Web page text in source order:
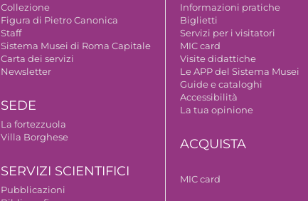
Collezione
Figura di Pietro Canonica
Staff
Sistema Musei di Roma Capitale
Carta dei servizi
Newsletter
SEDE
La fortezzuola
Villa Borghese
SERVIZI SCIENTIFICI
Pubblicazioni
Informazioni pratiche
Biglietti
Servizi per i visitatori
MIC card
Visite didattiche
Le APP del Sistema Musei
Guide e cataloghi
Accessibilità
La tua opinione
ACQUISTA
MIC card